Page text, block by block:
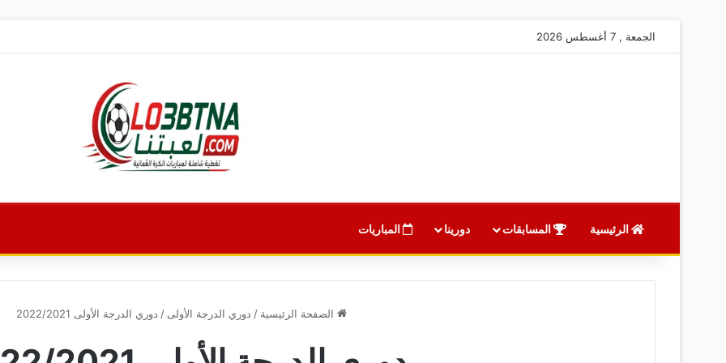
الجمعة , 7 أغسطس 2026
الرئيسية المسابقات دورينا المباريات
الصفحة الرئيسية / دوري الدرجة الأولى / دوري الدرجة الأولى 2022/2021